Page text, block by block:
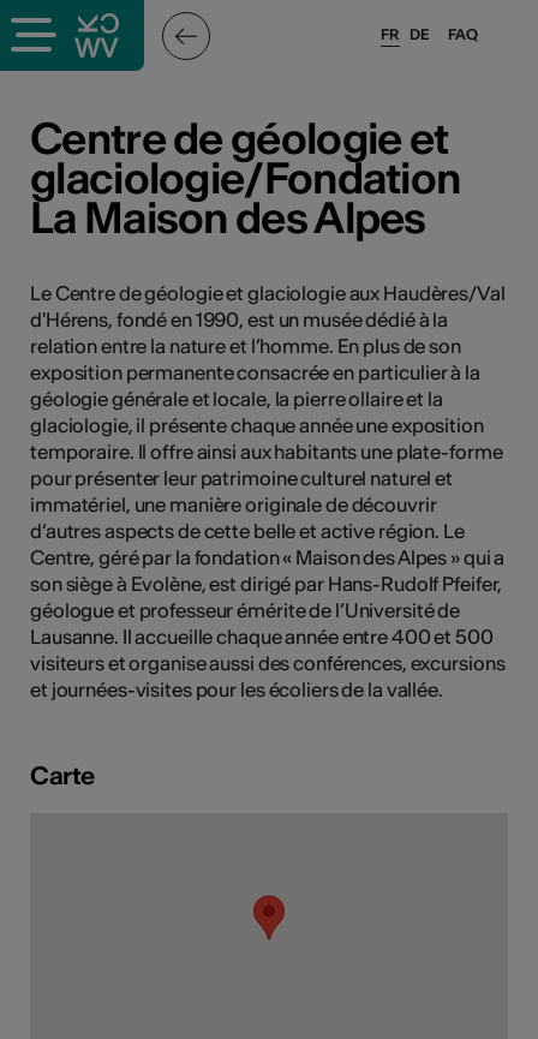
pros
FAQ
FR DE
Centre de géologie et
glaciologie/Fondation
La Maison des Alpes
Le Centre de géologie et glaciologie aux Haudères/Val
d'Hérens, fondé en 1990, est un musée dédié à la
relation entre la nature et l’homme. En plus de son
exposition permanente consacrée en particulier à la
géologie générale et locale, la pierre ollaire et la
glaciologie, il présente chaque année une exposition
temporaire. Il offre ainsi aux habitants une plate-forme
pour présenter leur patrimoine culturel naturel et
immatériel, une manière originale de découvrir
d’autres aspects de cette belle et active région. Le
Centre, géré par la fondation « Maison des Alpes » qui a
son siège à Evolène, est dirigé par Hans-Rudolf Pfeifer,
géologue et professeur émérite de l’Université de
Lausanne. Il accueille chaque année entre 400 et 500
visiteurs et organise aussi des conférences, excursions
et journées-visites pour les écoliers de la vallée.
Carte